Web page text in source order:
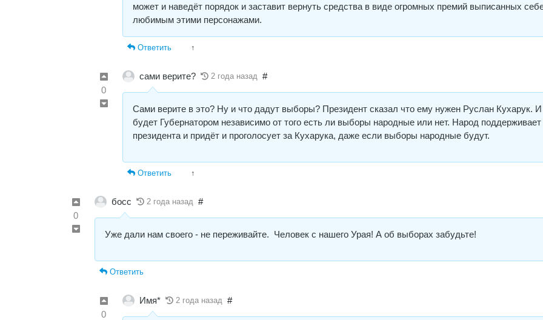
может и наведёт порядок и заставит вернуть средства в виде огромных премий выписанных
любимым этими персонажами.
Ответить ↑
0
сами верите? 2 года назад #
Сами верите в это? Ну и что дадут выборы? Президент сказал что ему нужен Руслан Кухарук.
будет Губернатором независимо от того есть ли выборы народные или нет. Народ поддерживает
президента и придёт и проголосует за Кухарука, даже если выборы народные будут.
Ответить ↑
0
босс 2 года назад #
Уже дали нам своего - не переживайте. Человек с нашего Урая! А об выборах забудьте!
Ответить
0
Имя* 2 года назад #